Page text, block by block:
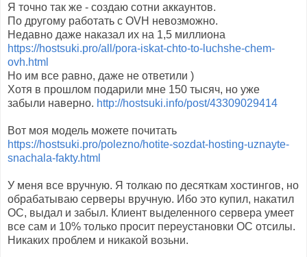
Я точно так же - создаю сотни аккаунтов.
По другому работать с OVH невозможно.
Недавно даже наказал их на 1,5 миллиона
https://hostsuki.pro/all/pora-iskat-chto-to-luchshe-chem-
ovh.html
Но им все равно, даже не ответили )
Хотя в прошлом подарили мне 150 тысяч, но уже
забыли наверно. http://hostsuki.info/post/43309029414
Вот моя модель можете почитать
https://hostsuki.pro/polezno/hotite-sozdat-hosting-uznayte-
snachala-fakty.html
У меня все вручную. Я толкаю по десяткам хостингов, но
обрабатываю серверы вручную. Ибо это купил, накатил
ОС, выдал и забыл. Клиент выделенного сервера умеет
все сам и 10% только просит переустановки ОС отсилы.
Никаких проблем и никакой возьни.